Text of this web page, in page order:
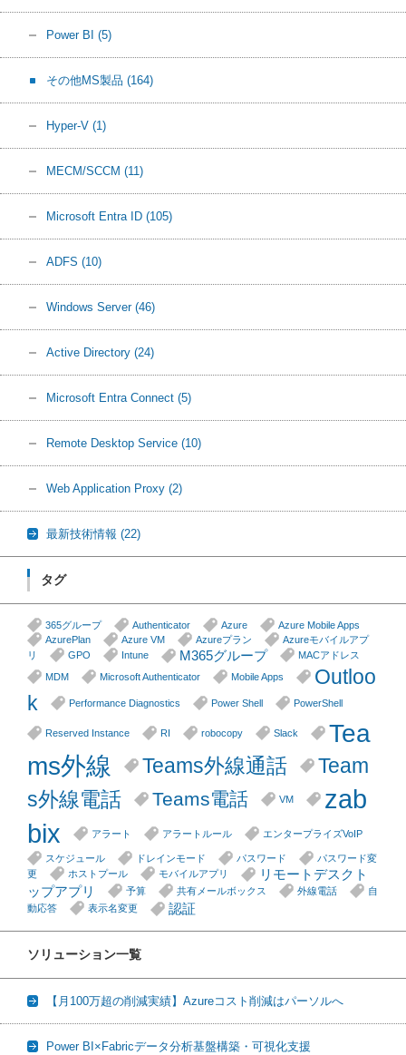
Power BI (5)
その他MS製品 (164)
Hyper-V (1)
MECM/SCCM (11)
Microsoft Entra ID (105)
ADFS (10)
Windows Server (46)
Active Directory (24)
Microsoft Entra Connect (5)
Remote Desktop Service (10)
Web Application Proxy (2)
最新技術情報 (22)
タグ
365グループ Authenticator Azure
Azure Mobile Apps
AzurePlan
Azure VM Azureプラン
Azureモバイルアプ
リ
GPO Intune M365グループ
MACアドレス
MDM
Microsoft Authenticator Mobile Apps
Outloo
k
Performance Diagnostics Power Shell PowerShell
Reserved Instance RI robocopy Slack
Tea
ms外線
Teams外線通話
Team
s外線電話
Teams電話 VM
zab
bix
アラート アラートルール エンタープライズVoIP
スケジュール ドレインモード パスワード
パスワード変
更
ホストプール モバイルアプリ
リモートデスクト
ップアプリ
予算 共有メールボックス 外線電話
自
動応答
表示名変更 認証
ソリューション一覧
【月100万超の削減実績】Azureコスト削減はパーソルへ
Power BI×Fabricデータ分析基盤構築・可視化支援